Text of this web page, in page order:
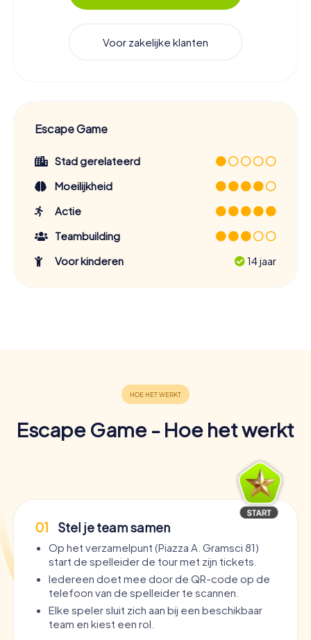
Voor zakelijke klanten
Escape Game
Stad gerelateerd
Moeilijkheid
Actie
Teambuilding
Voor kinderen
14 jaar
Escape Game - Hoe het werkt
01 Stel je team samen
Op het verzamelpunt (Piazza A. Gramsci 81)
start de spelleider de tour met zijn tickets.
Iedereen doet mee door de QR-code op de
telefoon van de spelleider te scannen.
Elke speler sluit zich aan bij een beschikbaar
team en kiest een rol.